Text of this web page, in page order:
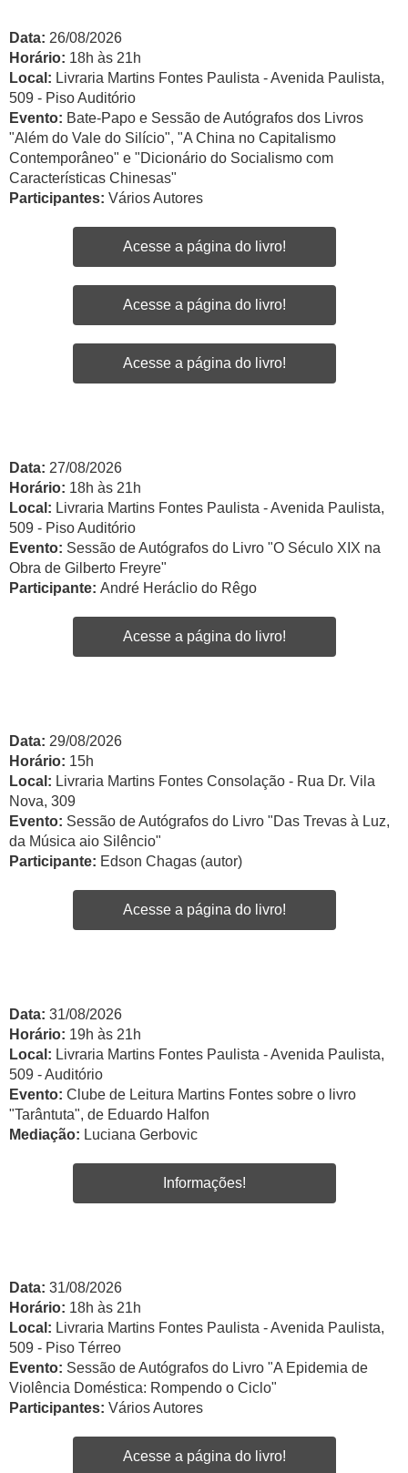
Data: 26/08/2026
Horário: 18h às 21h
Local: Livraria Martins Fontes Paulista - Avenida Paulista,
509 - Piso Auditório
Evento: Bate-Papo e Sessão de Autógrafos dos Livros
"Além do Vale do Silício", "A China no Capitalismo
Contemporâneo" e "Dicionário do Socialismo com
Características Chinesas"
Participantes: Vários Autores
Acesse a página do livro!
Acesse a página do livro!
Acesse a página do livro!
Data: 27/08/2026
Horário: 18h às 21h
Local: Livraria Martins Fontes Paulista - Avenida Paulista,
509 - Piso Auditório
Evento: Sessão de Autógrafos do Livro "O Século XIX na
Obra de Gilberto Freyre"
Participante: André Heráclio do Rêgo
Acesse a página do livro!
Data: 29/08/2026
Horário: 15h
Local: Livraria Martins Fontes Consolação - Rua Dr. Vila
Nova, 309
Evento: Sessão de Autógrafos do Livro "Das Trevas à Luz,
da Música aio Silêncio"
Participante: Edson Chagas (autor)
Acesse a página do livro!
Data: 31/08/2026
Horário: 19h às 21h
Local: Livraria Martins Fontes Paulista - Avenida Paulista,
509 - Auditório
Evento: Clube de Leitura Martins Fontes sobre o livro
"Tarântuta", de Eduardo Halfon
Mediação: Luciana Gerbovic
Informações!
Data: 31/08/2026
Horário: 18h às 21h
Local: Livraria Martins Fontes Paulista - Avenida Paulista,
509 - Piso Térreo
Evento: Sessão de Autógrafos do Livro "A Epidemia de
Violência Doméstica: Rompendo o Ciclo"
Participantes: Vários Autores
Acesse a página do livro!